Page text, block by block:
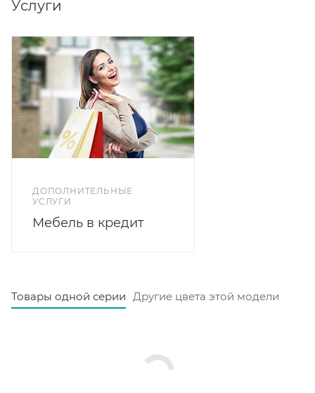
Услуги
ДОПОЛНИТЕЛЬНЫЕ
УСЛУГИ
Мебель в кредит
Товары одной серии Другие цвета этой модели